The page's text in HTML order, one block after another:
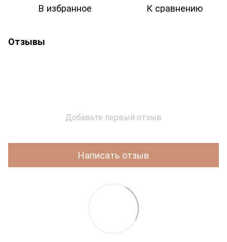
В избранное К сравнению
Отзывы
Добавьте первый отзыв
Написать отзыв